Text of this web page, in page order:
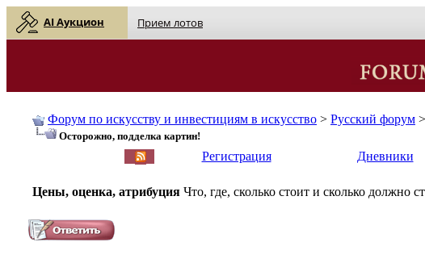
AI Аукцион Прием лотов
Форум по искусству и инвестициям в искусство > Русский форум >
Осторожно, подделка картин!
Регистрация Дневники
Цены, оценка, атрибуция Что, где, сколько стоит и сколько должно